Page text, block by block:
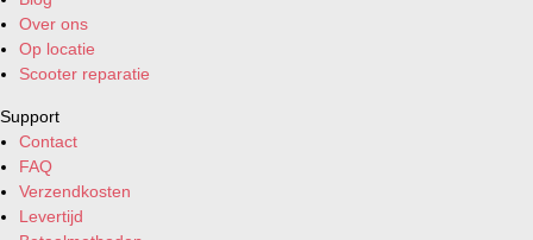
Over ons
Op locatie
Scooter reparatie
Support
Contact
FAQ
Verzendkosten
Levertijd